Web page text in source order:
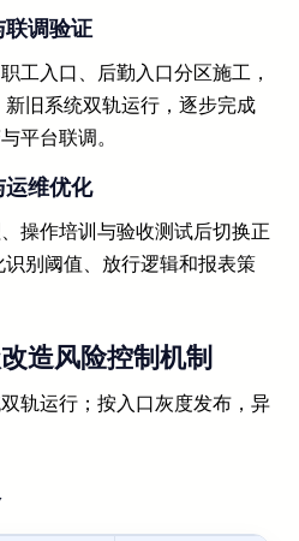
联调验证
工入口、后勤入口分区施工，
旧系统双轨运行，逐步完成
平台联调。
运维优化
操作培训与验收测试后切换正
别阈值、放行逻辑和报表策
造风险控制机制
轨运行；按入口灰度发布，异